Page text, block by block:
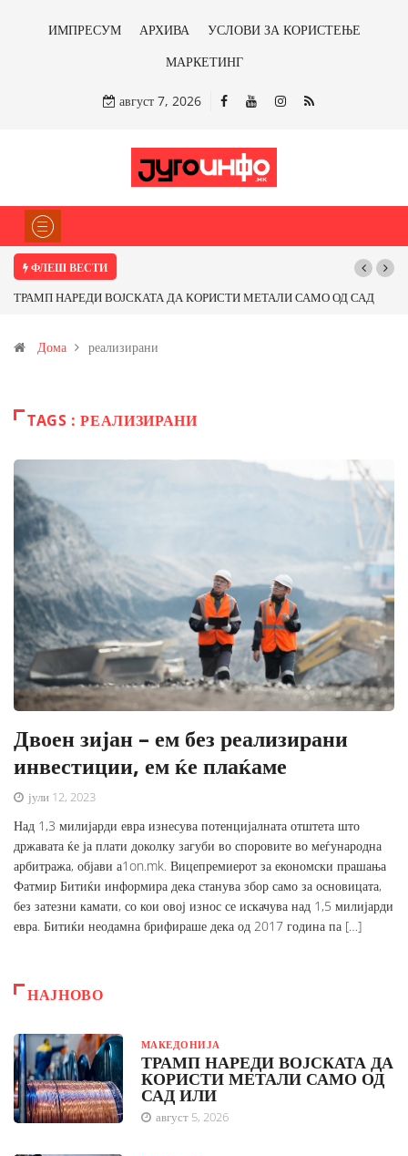
ИМПРЕСУМ АРХИВА
УСЛОВИ ЗА КОРИСТЕЊЕ
МАРКЕТИНГ
август 7, 2026
ФЛЕШ ВЕСТИ
ТРАМП НАРЕДИ ВОЈСКАТА ДА КОРИСТИ МЕТАЛИ САМО ОД САД
Иловица и со антимонот?
Дома реализирани
TAGS : РЕАЛИЗИРАНИ
Двоен зијан – ем без реализирани
инвестиции, ем ќе плаќаме
јули 12, 2023
Над 1,3 милијарди евра изнесува потенцијалната отштета што
државата ќе ја плати доколку загуби во споровите во меѓународна
арбитража, објави а1on.mk. Вицепремиерот за економски прашања
Фатмир Битиќи информира дека станува збор само за основицата,
без затезни камати, со кои овој износ се искачува над 1,5 милијарди
евра. Битиќи неодамна брифираше дека од 2017 година па […]
НАЈНОВО
МАКЕДОНИЈА
ТРАМП НАРЕДИ ВОЈСКАТА ДА
КОРИСТИ МЕТАЛИ САМО ОД
САД ИЛИ
август 5, 2026